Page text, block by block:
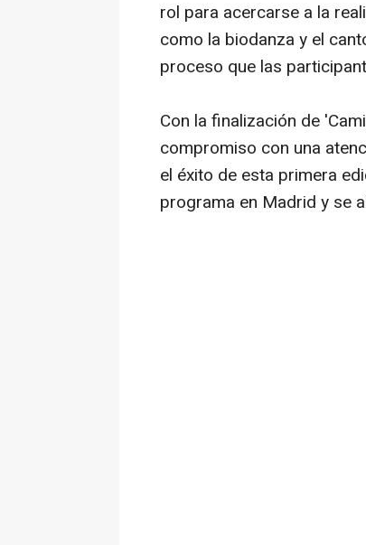
rol para acercarse a la
como la biodanza y el
proceso que las
Con la finalización de
compromiso con una
el éxito de esta primera
programa en Madrid y se